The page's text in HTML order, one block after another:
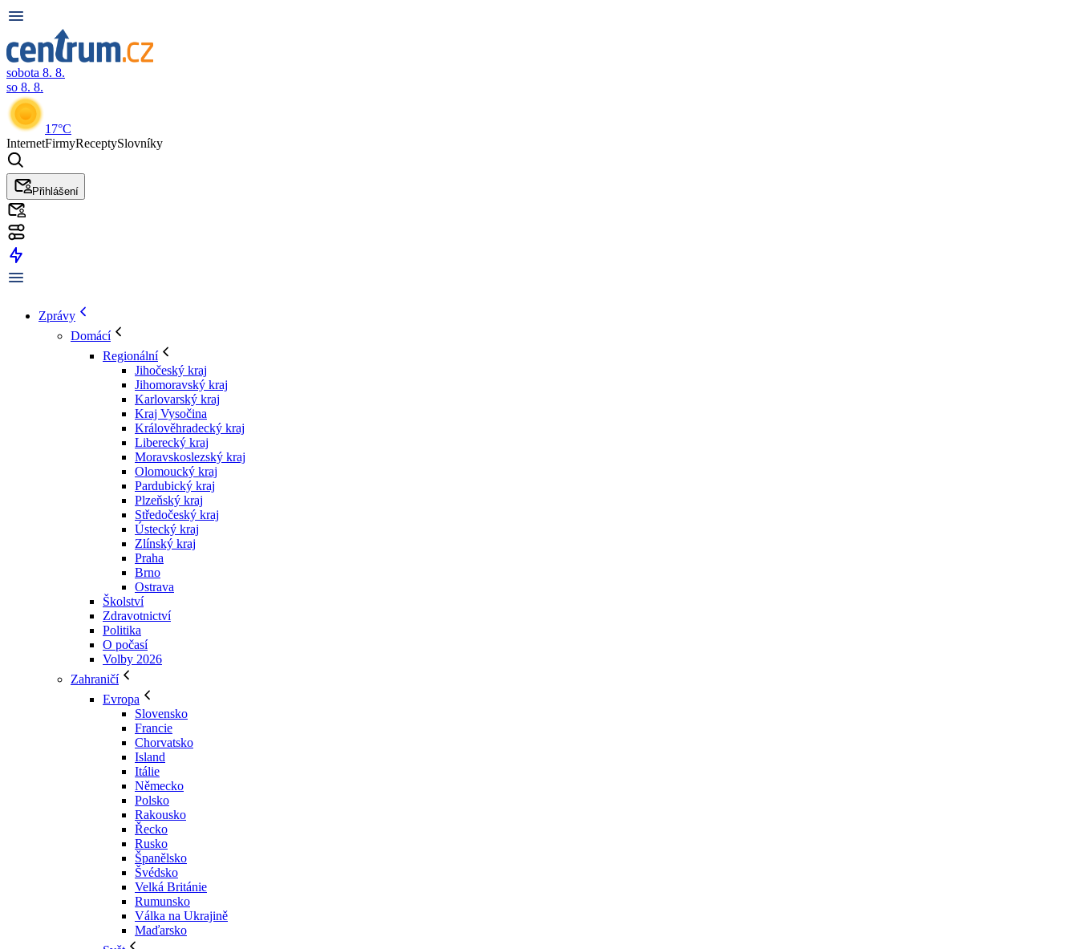
sobota 8. 8.
so 8. 8.
17°C
InternetFirmyReceptySlovníky
Přihlášení
Zprávy
Domácí
Regionální
Jihočeský kraj
Jihomoravský kraj
Karlovarský kraj
Kraj Vysočina
Králověhradecký kraj
Liberecký kraj
Moravskoslezský kraj
Olomoucký kraj
Pardubický kraj
Plzeňský kraj
Středočeský kraj
Ústecký kraj
Zlínský kraj
Praha
Brno
Ostrava
Školství
Zdravotnictví
Politika
O počasí
Volby 2026
Zahraničí
Evropa
Slovensko
Francie
Chorvatsko
Island
Itálie
Německo
Polsko
Rakousko
Řecko
Rusko
Španělsko
Švédsko
Velká Británie
Rumunsko
Válka na Ukrajině
Maďarsko